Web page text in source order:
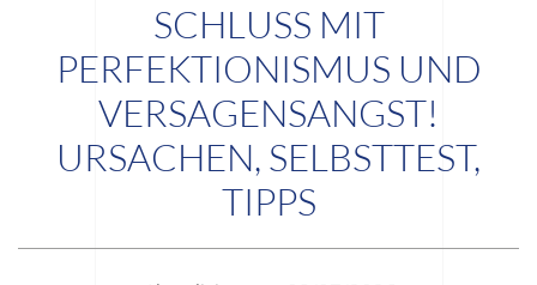
SCHLUSS MIT
PERFEKTIONISMUS UND
VERSAGENSANGST!
URSACHEN, SELBSTTEST,
TIPPS